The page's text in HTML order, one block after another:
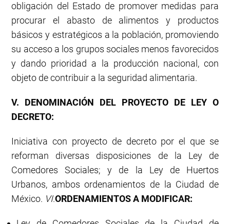
obligación del Estado de promover medidas para
procurar el abasto de alimentos y productos
básicos y estratégicos a la población, promoviendo
su acceso a los grupos sociales menos favorecidos
y dando prioridad a la producción nacional, con
objeto de contribuir a la seguridad alimentaria.
V. DENOMINACIÓN DEL PROYECTO DE LEY O
DECRETO:
Iniciativa con proyecto de decreto por el que se
reforman diversas disposiciones de la Ley de
Comedores Sociales; y de la Ley de Huertos
Urbanos, ambos ordenamientos de la Ciudad de
México. VI.ORDENAMIENTOS A MODIFICAR: